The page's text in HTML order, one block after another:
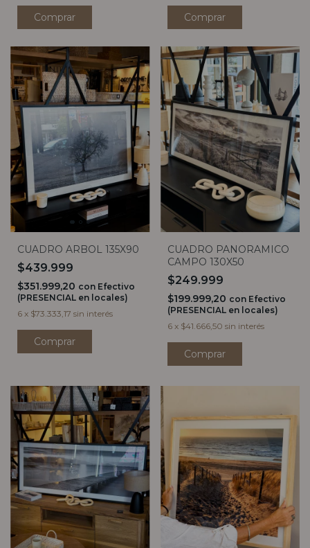
Comprar Comprar
CUADRO ARBOL 135X90
$439.999
$351.999,20 con Efectivo
(PRESENCIAL en locales)
6 x $73.333,17 sin interés
CUADRO PANORAMICO
CAMPO 130X50
$249.999
$199.999,20 con Efectivo
(PRESENCIAL en locales)
6 x $41.666,50 sin interés